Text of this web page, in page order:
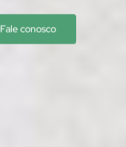
Fale conosco